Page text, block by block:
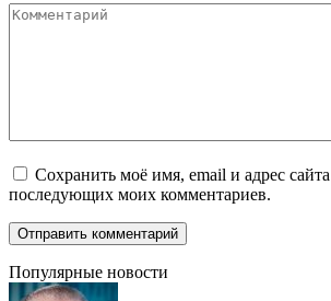
Комментарий
Сохранить моё имя, email и адрес
последующих моих комментариев.
Популярные новости